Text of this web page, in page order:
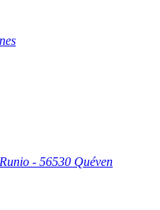
- 56530 Quéven